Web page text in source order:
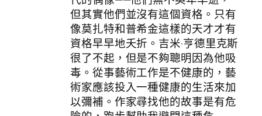
但其實他們並沒有這個資格。只有
像莫扎特和普希金這樣的天才才有
資格早早地夭折。吉米·亨德里克斯
很了不起，但是不夠聰明因為他吸
毒。從事藝術工作是不健康的，藝
術家應該投入一種健康的生活來加
以彌補。作家尋找他的故事是有危